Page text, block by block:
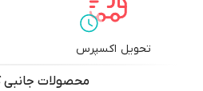
تحویل اکسپرس
محصولات